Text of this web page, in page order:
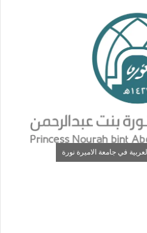
في جامعة الاميرة نورة